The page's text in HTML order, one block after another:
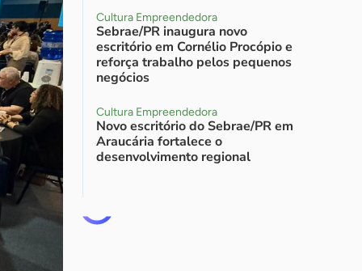
Cultura Empreendedora
Sebrae/PR inaugura novo
escritório em Cornélio Procópio e
reforça trabalho pelos pequenos
negócios
Cultura Empreendedora
Novo escritório do Sebrae/PR em
Araucária fortalece o
desenvolvimento regional